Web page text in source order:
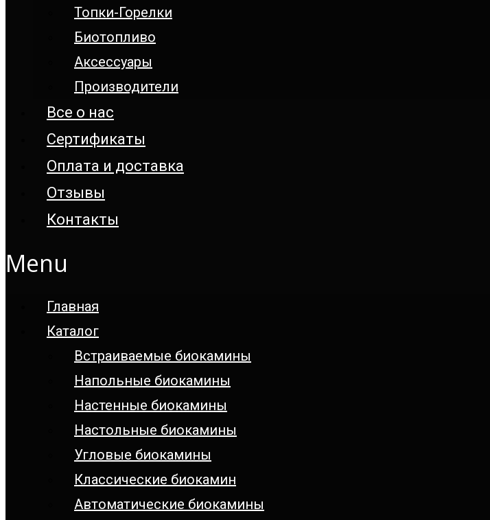
Топки-Горелки
Биотопливо
Аксессуары
Производители
Все о нас
Сертификаты
Оплата и доставка
Отзывы
Контакты
Menu
Главная
Каталог
Встраиваемые биокамины
Напольные биокамины
Настенные биокамины
Настoльные биокамины
Угловые биокамины
Классические биокамин
Автоматические биокамины